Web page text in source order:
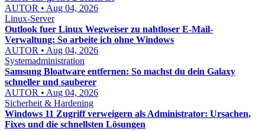
AUTOR • Aug 04, 2026
Linux-Server
Outlook fuer Linux Wegweiser zu nahtloser E-Mail-
Verwaltung: So arbeite ich ohne Windows
AUTOR • Aug 04, 2026
Systemadministration
Samsung Bloatware entfernen: So machst du dein Galaxy
schneller und sauberer
AUTOR • Aug 04, 2026
Sicherheit & Hardening
Windows 11 Zugriff verweigern als Administrator: Ursachen,
Fixes und die schnellsten Lösungen